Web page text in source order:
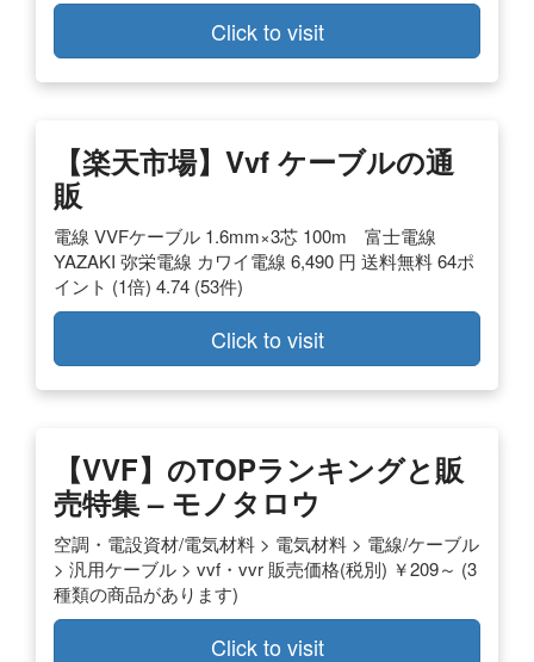
Click to visit
【楽天市場】vvf ケーブルの通
販
電線 VVFケーブル 1.6mm×3芯 100m 富士電線
YAZAKI 弥栄電線 カワイ電線 6,490 円 送料無料 64ポ
イント (1倍) 4.74 (53件)
Click to visit
【VVF】のTOPランキングと販
売特集 – モノタロウ
空調・電設資材/電気材料 > 電気材料 > 電線/ケーブル
> 汎用ケーブル > vvf・vvr 販売価格(税別) ￥209～ (3
種類の商品があります)
Click to visit